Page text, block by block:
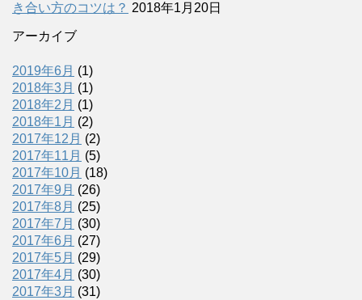
き合い方のコツは？ 2018年1月20日
アーカイブ
2019年6月 (1)
2018年3月 (1)
2018年2月 (1)
2018年1月 (2)
2017年12月 (2)
2017年11月 (5)
2017年10月 (18)
2017年9月 (26)
2017年8月 (25)
2017年7月 (30)
2017年6月 (27)
2017年5月 (29)
2017年4月 (30)
2017年3月 (31)